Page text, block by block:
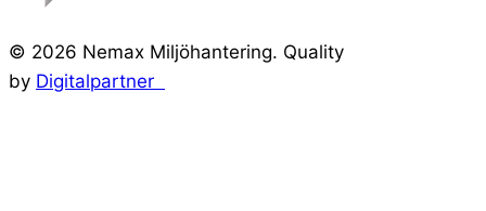
© 2026 Nemax Miljöhantering. Quality
by Digitalpartner